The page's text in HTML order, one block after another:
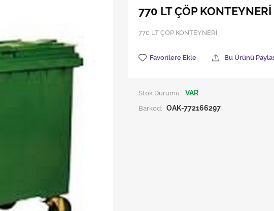
770 LT ÇÖP KONTEYNERİ
770 LT ÇÖP KONTEYNERİ
Favorilere Ekle Bu Ürünü
Stok Durumu: VAR
Barkod: OAK-772166297